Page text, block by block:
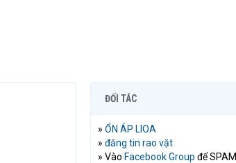
ĐỐI TÁC
» ỔN ÁP LIOA
» đăng tin rao vặt
» Vào Facebook Group để SPAM